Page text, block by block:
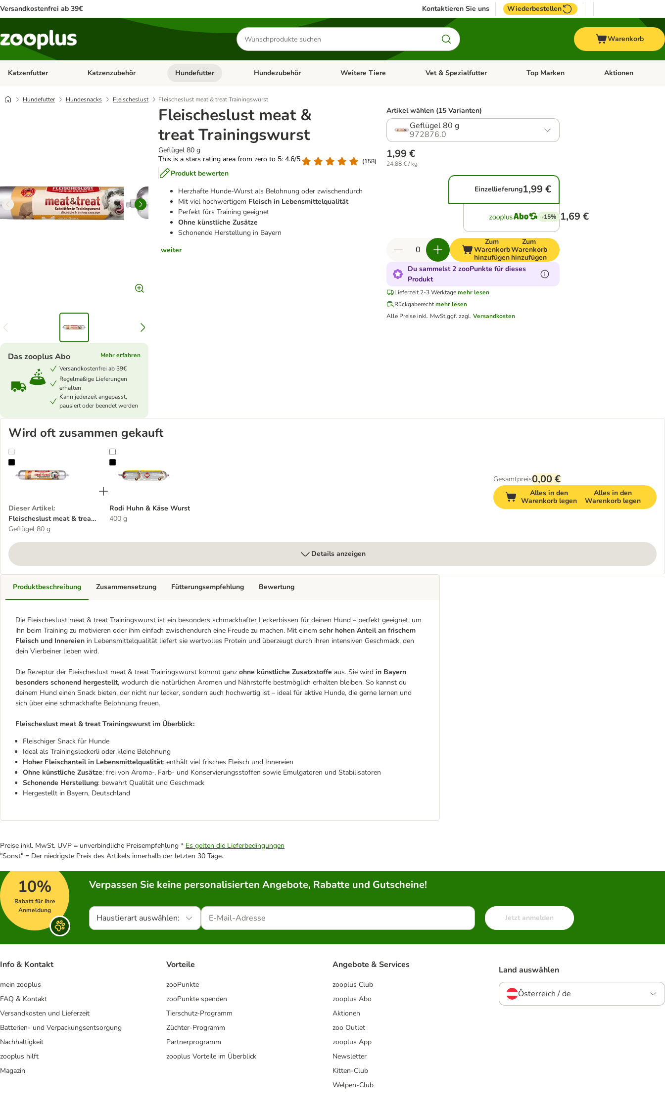
Versandkostenfrei ab 39€ Kontaktieren Sie uns Wiederbestellen
Produkte
suchen
Warenkorb
Katzenfutter Kategorie-Menü öffnen: Katzenfutter
Katzenzubehör Kategorie-Menü öffnen: Katzenzubehör
Hundefutter Kategorie-Menü öffnen: Hundefutter
Hundezubehör Kategorie-Menü öffnen: Hundezubehör
Weitere Tiere Kategorie-Menü öffnen: Weitere Tiere
Vet & Spezialfutter Kategorie-Menü öffnen: Vet & Spezialfutter
Top Marken Kategorie-Menü
Aktionen
Hundefutter Hundesnacks Fleischeslust Fleischeslust meat & treat Trainingswurst
Fleischeslust meat &
treat Trainingswurst
Geflügel 80 g
This is a stars rating area from zero to 5: 4.6/5
(158)
Produkt bewerten
Herzhafte Hunde-Wurst als Belohnung oder zwischendurch
Mit viel hochwertigem Fleisch in Lebensmittelqualität
Perfekt fürs Training geeignet
Ohne künstliche Zusätze
Schonende Herstellung in Bayern
weiter
Das zooplus Abo
Mehr erfahren
Versandkostenfrei ab 39€
Regelmäßige Lieferungen
erhalten
Kann jederzeit angepasst,
pausiert oder beendet werden
Artikel wählen (15 Varianten)
Geflügel 80 g
972876.0
1,99 €
24,88 € / kg
Einzellieferung1,99 €
-15% 1,69 €
Zum
Warenkorb
hinzufügen
Zum
Warenkorb
hinzufügen
Du sammelst 2 zooPunkte für dieses
Produkt
Lieferzeit 2-3 Werktage mehr lesen
Rückgaberecht mehr lesen
Alle Preise inkl. MwSt.ggf. zzgl. Versandkosten
Wird oft zusammen gekauft
Fleischeslust meat & treat Trainingswurst
Dieser Artikel:
Fleischeslust meat & treat
Trainingswurst
Geflügel 80 g
Rodi Huhn & Käse Wurst
Rodi Huhn & Käse Wurst
400 g
Gesamtpreis0,00 €
Alles in den
Warenkorb legen
Alles in den
Warenkorb legen
Details anzeigen
Produktbeschreibung
Die Fleischeslust meat & treat Trainingswurst ist ein besonders schmackhafter Leckerbissen für deinen Hund – perfekt geeignet, um
ihn beim Training zu motivieren oder ihm einfach zwischendurch eine Freude zu machen. Mit einem sehr hohen Anteil an frischem
Fleisch und Innereien in Lebensmittelqualität liefert sie wertvolles Protein und überzeugt durch ihren intensiven Geschmack, den
dein Vierbeiner lieben wird.
Die Rezeptur der Fleischeslust meat & treat Trainingswurst kommt ganz ohne künstliche Zusatzstoffe aus. Sie wird in Bayern
besonders schonend hergestellt, wodurch die natürlichen Aromen und Nährstoffe bestmöglich erhalten bleiben. So kannst du
deinem Hund einen Snack bieten, der nicht nur lecker, sondern auch hochwertig ist – ideal für aktive Hunde, die gerne lernen und
sich über eine schmackhafte Belohnung freuen.
Fleischeslust meat & treat Trainingswurst im Überblick:
Fleischiger Snack für Hunde
Ideal als Trainingsleckerli oder kleine Belohnung
Hoher Fleischanteil in Lebensmittelqualität: enthält viel frisches Fleisch und Innereien
Ohne künstliche Zusätze: frei von Aroma-, Farb- und Konservierungsstoffen sowie Emulgatoren und Stabilisatoren
Schonende Herstellung: bewahrt Qualität und Geschmack
Hergestellt in Bayern, Deutschland
Zusammensetzung Fütterungsempfehlung Bewertung
Preise inkl. MwSt. UVP = unverbindliche Preisempfehlung * Es gelten die Lieferbedingungen
"Sonst" = Der niedrigste Preis des Artikels innerhalb der letzten 30 Tage.
10%
Rabatt für Ihre
Anmeldung
Verpassen Sie keine personalisierten Angebote, Rabatte und Gutscheine!
Haustierart auswählen: Jetzt anmelden
Info & Kontakt
mein zooplus
FAQ & Kontakt
Versandkosten und Lieferzeit
Batterien- und Verpackungsentsorgung
Nachhaltigkeit
zooplus hilft
Magazin
Vorteile
zooPunkte
zooPunkte spenden
Tierschutz-Programm
Züchter-Programm
Partnerprogramm
zooplus Vorteile im Überblick
Angebote & Services
zooplus Club
zooplus Abo
Aktionen
zoo Outlet
zooplus App
Newsletter
Kitten-Club
Welpen-Club
Land auswählen
Österreich / de